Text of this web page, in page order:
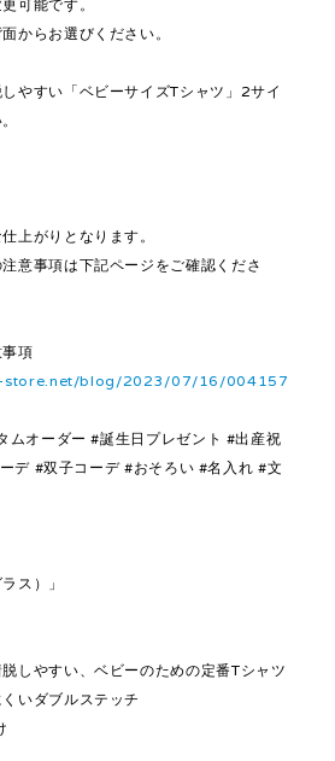
可能です。
からお選びください。
やすい「ベビーサイズTシャツ」2サイ
上がりとなります。
意事項は下記ページをご確認くださ
項
store.net/blog/2023/07/16/004157
ムオーダー #誕生日プレゼント #出産祝
デ #双子コーデ #おそろい #名入れ #文
ス）」
しやすい、ベビーのための定番Tシャツ
いダブルステッチ